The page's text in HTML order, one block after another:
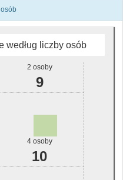
według liczby osób
2 osoby
9
4 osoby
10